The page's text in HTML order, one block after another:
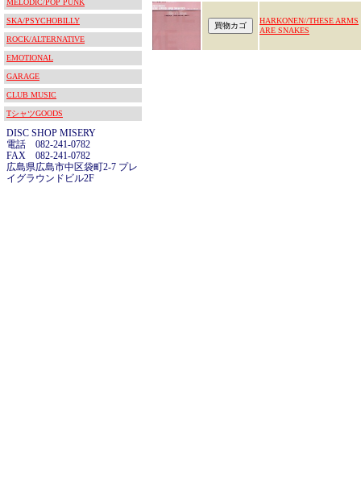
MELODIC/POP PUNK
SKA/PSYCHOBILLY
ROCK/ALTERNATIVE
EMOTIONAL
GARAGE
CLUB MUSIC
TシャツGOODS
DISC SHOP MISERY
電話 082-241-0782
FAX 082-241-0782
広島県広島市中区袋町2-7 プレ
イグラウンドビル2F
HARKONEN//THESE ARMS
ARE SNAKES